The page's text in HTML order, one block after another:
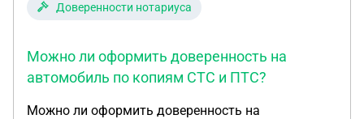
Доверенности нотариуса
Можно ли оформить доверенность на
автомобиль по копиям СТС и ПТС?
Можно ли оформить доверенность на